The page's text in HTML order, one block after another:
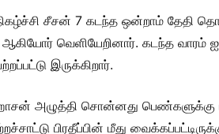
நிகழ்ச்சி சீசன் 7 கடந்த ஒன்றாம் தேதி
வெளியேறினார். கடந்த வாரம்
இருக்கிறார்.
அழுத்தி சொன்னது
பிரதீப்பின் மீது